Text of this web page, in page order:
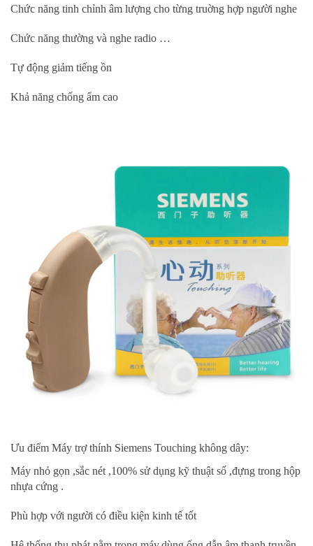
Chức năng tinh chỉnh âm lượng cho từng truờng hợp người nghe
Chức năng thường và nghe radio …
Tự động giảm tiếng ồn
Khả năng chống ẩm cao
Ưu điểm Máy trợ thính Siemens Touching không dây:
Máy nhỏ gọn ,sắc nét ,100% sử dụng kỹ thuật số ,đựng trong hộp
nhựa cứng .
Phù hợp với người có điều kiện kinh tế tốt